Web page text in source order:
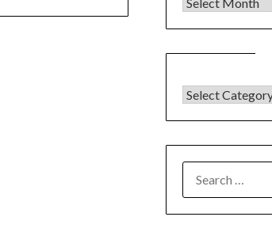
KATEGORI
FOR: